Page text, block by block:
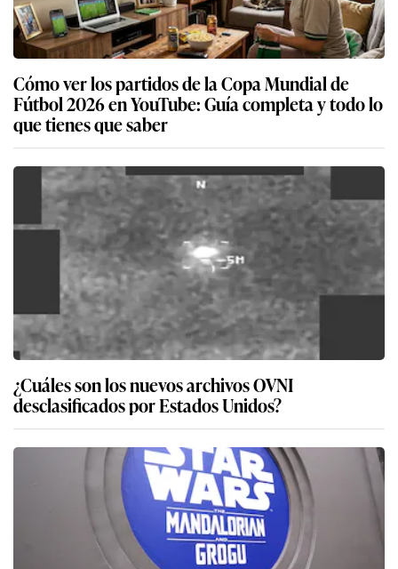
Cómo ver los partidos de la Copa Mundial de
Fútbol 2026 en YouTube: Guía completa y todo lo
que tienes que saber
¿Cuáles son los nuevos archivos OVNI
desclasificados por Estados Unidos?